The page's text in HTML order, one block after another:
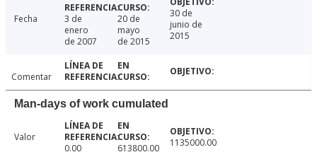
Fecha
3 de
enero
de 2007
20 de
mayo
de 2015
30 de
junio de
2015
Comentar
Man-days of work cumulated
Valor
0.00
613800.00 1135000.00